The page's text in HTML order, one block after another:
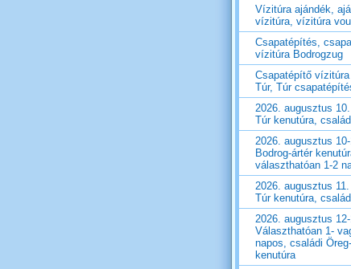
Vízitúra ajándék,
vízitúra, vízitúra
Csapatépítés,
vízitúra Bodrogzug
Csapatépítő vízitúra
Túr, Túr
2026. augusztus
Túr kenutúra,
2026. augusztus 10-
Bodrog-ártér
választhatóan 1-2
2026. augusztus
Túr kenutúra,
2026. augusztus
Választhatóan 1-
napos, családi
kenutúra